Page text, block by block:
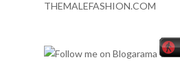
THEMALEFASHION.COM